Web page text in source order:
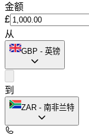
金额
£
从
GBP - 英镑
到
ZAR - 南非兰特